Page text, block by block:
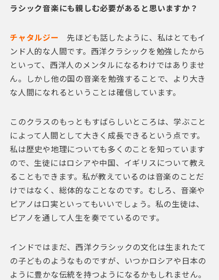
ラシック音楽にも親しむ必要があると思いますか？
チャタルジー
先ほども話したように、私はとてもイ
ンド人的な人間です。西洋クラシックを勉強したから
といって、西洋人のメンタルになるわけではありませ
ん。しかし他の国の音楽を勉強することで、より大き
な人間になれるということは確信しています。
このクラスのもっともすばらしいところは、学ぶこと
によって人間として大きく成長できるという点です。
私は歴史や地理についても多くのことを知っています
ので、生徒にはロシアや中国、イギリスについて教え
ることもできます。私が教えているのは音楽のことだ
けではなく、総体的なことなのです。むしろ、音楽や
ピアノは口実といってもいいでしょう。私の生徒は、
ピアノを通して人生を奏でているのです。
インドではまだ、西洋クラシックの文化は生まれたて
の子どものようなものですが、いつかロシアや日本の
ように豊かな伝統を持つようになるかもしれません。